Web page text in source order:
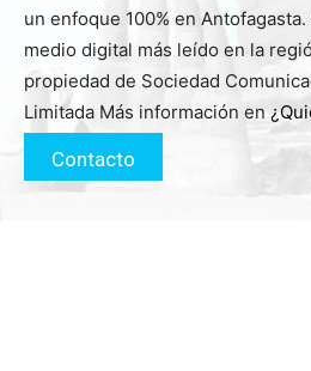
un enfoque 100% en
medio digital más leído en la
propiedad de Sociedad
Limitada Más información en
Contacto